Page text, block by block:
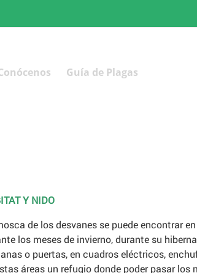
Guía de Plagas
Y NIDO
de los desvanes se puede encontrar
los meses de invierno, durante su
o puertas, en cuadros eléctricos,
áreas un refugio donde poder pasar los